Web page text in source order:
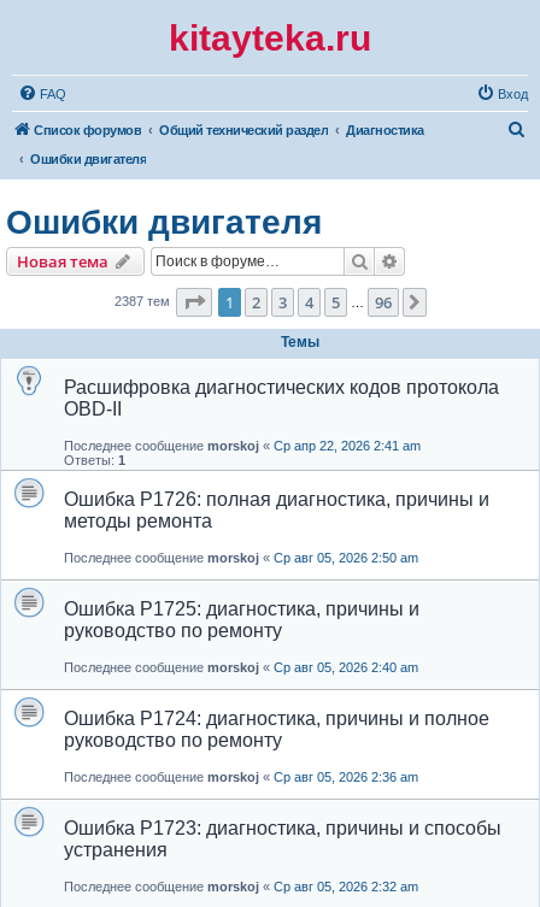
kitayteka.ru
FAQ Вход
Список форумов Общий технический раздел
Диагностика
Ошибки двигателя
Ошибки двигателя
Новая тема Поиск
2387 тем Страница из 96
1 2 3 4 5 96
Темы
Расшифровка диагностических кодов протокола
OBD-II
Последнее сообщение morskoj « Ср апр 22, 2026 2:41 am
Ответы: 1
Ошибка P1726: полная диагностика, причины и
методы ремонта
Последнее сообщение morskoj « Ср авг 05, 2026 2:50 am
Ошибка P1725: диагностика, причины и
руководство по ремонту
Последнее сообщение morskoj « Ср авг 05, 2026 2:40 am
Ошибка P1724: диагностика, причины и полное
руководство по ремонту
Последнее сообщение morskoj « Ср авг 05, 2026 2:36 am
Ошибка P1723: диагностика, причины и способы
устранения
Последнее сообщение morskoj « Ср авг 05, 2026 2:32 am